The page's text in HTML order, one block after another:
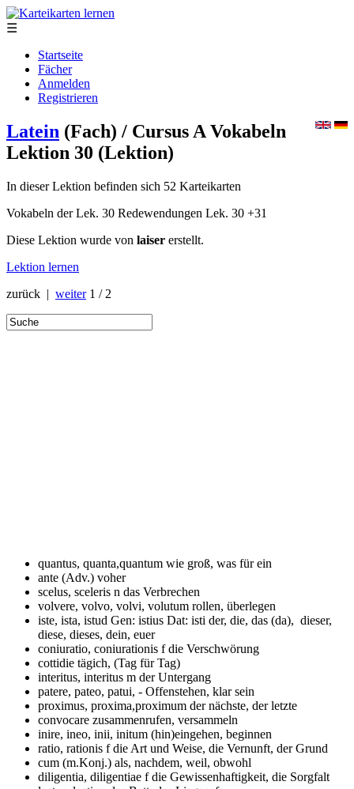
☰
Startseite
Fächer
Anmelden
Registrieren
Latein (Fach) / Cursus A Vokabeln
Lektion 30 (Lektion)
In dieser Lektion befinden sich 52 Karteikarten
Vokabeln der Lek. 30 Redewendungen Lek. 30 +31
Diese Lektion wurde von laiser erstellt.
Lektion lernen
zurück | weiter 1 / 2
quantus, quanta,quantum wie groß, was für ein
ante (Adv.) voher
scelus, sceleris n das Verbrechen
volvere, volvo, volvi, volutum rollen, überlegen
iste, ista, istud Gen: istius Dat: isti der, die, das (da), dieser,
diese, dieses, dein, euer
coniuratio, coniurationis fdie Verschwörung
cottidie tägich, (Tag für Tag)
interitus, interitus m der Untergang
patere, pateo, patui, - Offenstehen, klar sein
proximus, proxima,proximum der nächste, der letzte
convocare zusammenrufen, versammeln
inire, ineo, inii, initum (hin)eingehen, beginnen
ratio, rationis fdie Art und Weise, die Vernunft, der Grund
cum (m.Konj.) als, nachdem, weil, obwohl
diligentia, diligentiae fdie Gewissenhaftigkeit, die Sorgfalt